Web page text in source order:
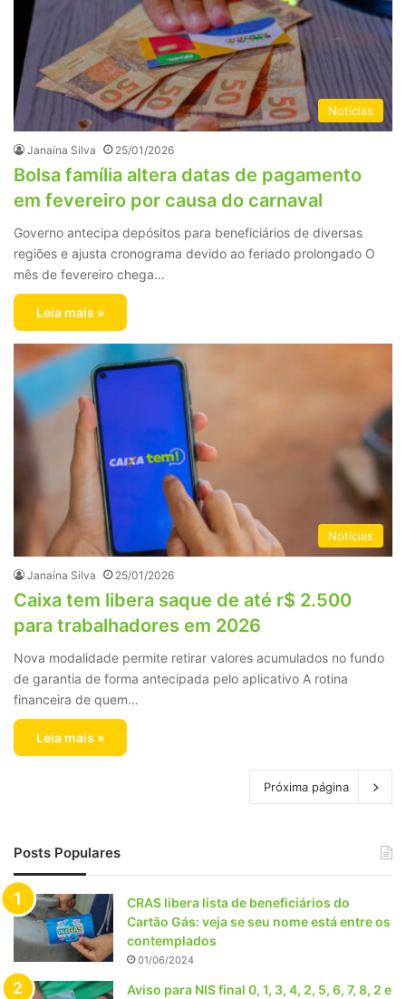
Notícias
Janaína Silva 25/01/2026
Bolsa família altera datas de pagamento
em fevereiro por causa do carnaval
Governo antecipa depósitos para beneficiários de diversas
regiões e ajusta cronograma devido ao feriado prolongado O
mês de fevereiro chega…
Leia mais »
Notícias
Janaína Silva 25/01/2026
Caixa tem libera saque de até r$ 2.500
para trabalhadores em 2026
Nova modalidade permite retirar valores acumulados no fundo
de garantia de forma antecipada pelo aplicativo A rotina
financeira de quem…
Leia mais »
Próxima página
Posts Populares
CRAS libera lista de beneficiários do
Cartão Gás: veja se seu nome está entre os
contemplados
01/06/2024
Aviso para NIS final 0, 1, 3, 4, 2, 5, 6, 7, 8, 2 e